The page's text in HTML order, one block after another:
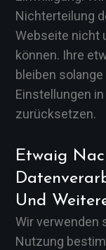
Nichterteilung
Webseite nicht
können. Ihre
bleiben
Einstellungen
zurücksetzen.
Etwaig
Und
Wir verwenden
Nutzung